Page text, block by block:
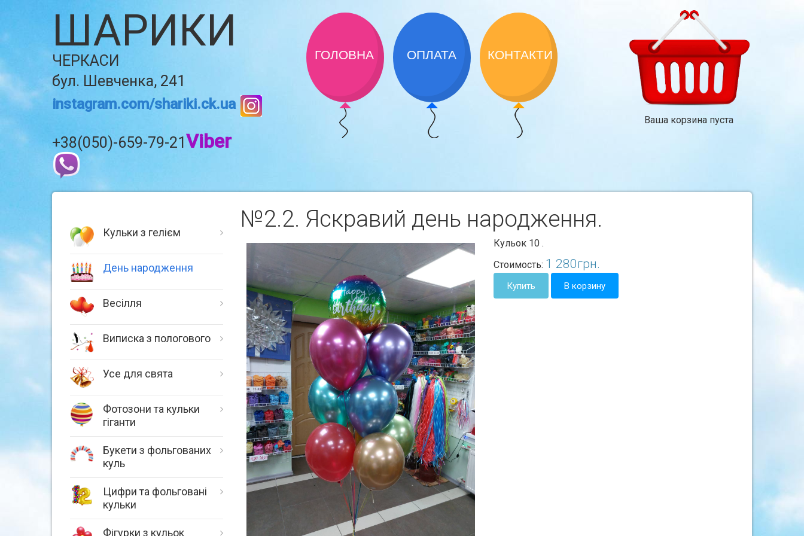
ШАРИКИ
ЧЕРКАСИ
бул. Шевченка, 241
instagram.com/shariki.ck.ua
+38(050)-659-79-21Viber
ГОЛОВНА ОПЛАТА КОНТАКТИ
Ваша корзина пуста
Кульки з гелієм
День народження
Весілля
Виписка з пологового
Усе для свята
Фотозони та кульки
гіганти
Букети з фольгованих
куль
Цифри та фольговані
кульки
Фігурки з кульок
№2.2. Яскравий день народження.
Кульок 10 .
Стоимость: 1 280грн.
Купить В корзину